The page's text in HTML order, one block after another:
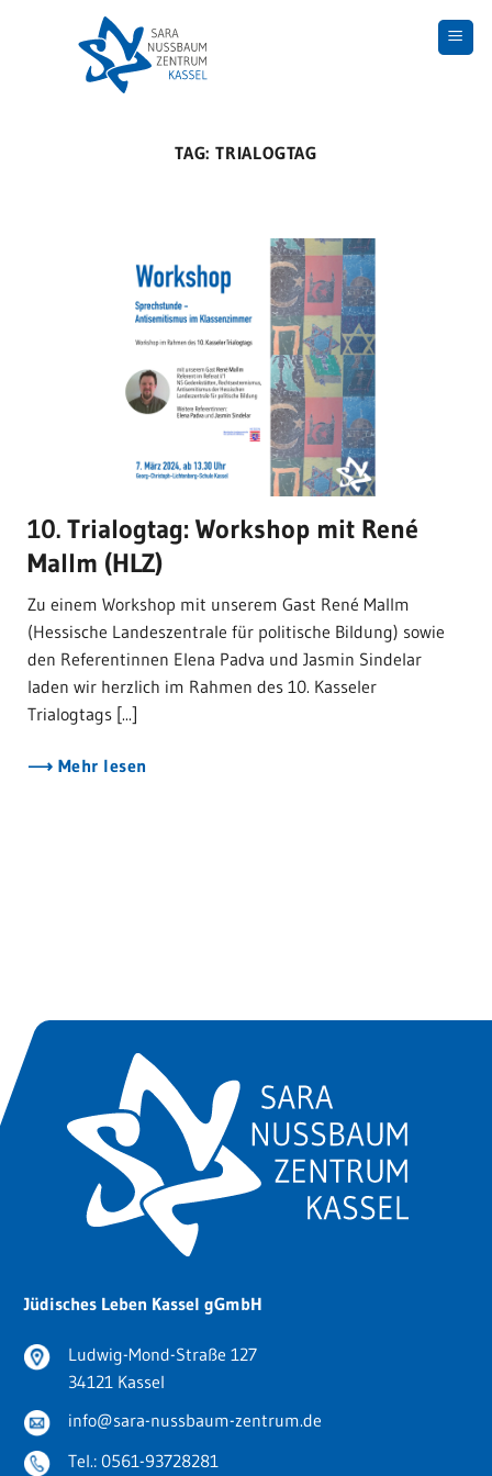
TAG: TRIALOGTAG
10. Trialogtag: Workshop mit René
Mallm (HLZ)
Zu einem Workshop mit unserem Gast René Mallm
(Hessische Landeszentrale für politische Bildung) sowie
den Referentinnen Elena Padva und Jasmin Sindelar
laden wir herzlich im Rahmen des 10. Kasseler
Trialogtags [...]
Mehr lesen
Jüdisches Leben Kassel gGmbH
Ludwig-Mond-Straße 127
34121 Kassel
info@sara-nussbaum-zentrum.de
Tel.: 0561-93728281